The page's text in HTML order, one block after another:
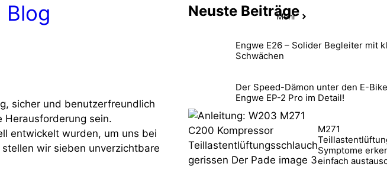
Blog
sicher und benutzerfreundlich
Herausforderung sein.
entwickelt wurden, um uns bei
wir sieben unverzichtbare
Neuste Beiträge
Mehr
Engwe E26 – Solider Begleiter mit
Schwächen
Der Speed-Dämon unter den E-
Engwe EP-2 Pro im Detail!
M271
Symptome
einfach